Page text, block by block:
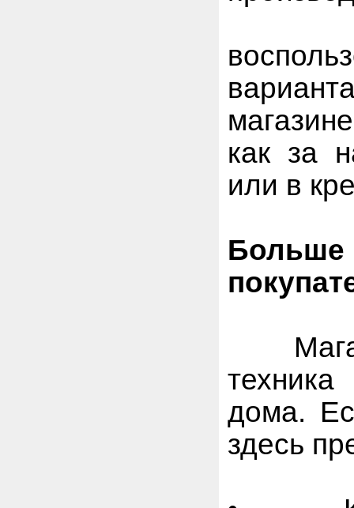
как за
или в
дома.
здесь